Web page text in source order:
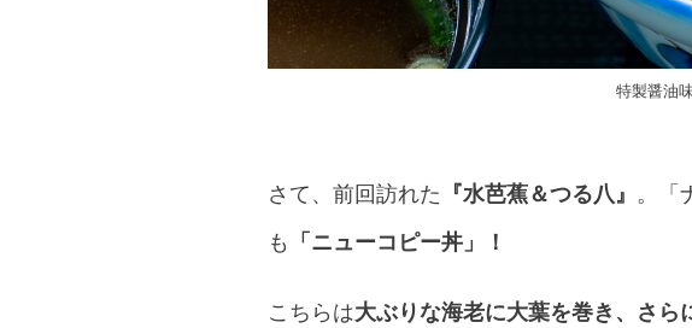
特製醤油
さて、前回訪れた 『水芭蕉＆つる八』 。「
も
「ニューコピー丼」！
こちらは大ぶりな海老に大葉を巻き、さ